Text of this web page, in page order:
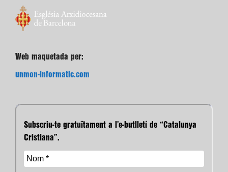
Web maquetada per:
unmon-informatic.com
Subscriu-te gratuïtament a l’e-butlletí de “Catalunya
Cristiana”.